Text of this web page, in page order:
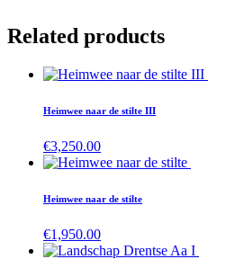
Related products
Heimwee naar de stilte III
€3,250.00
Heimwee naar de stilte
€1,950.00